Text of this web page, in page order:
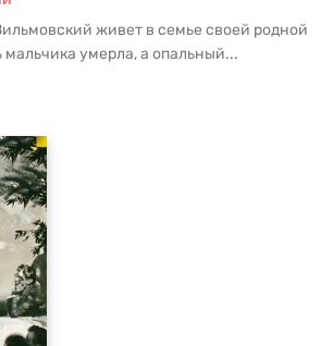
живет в семье своей родной
умерла, а опальный...